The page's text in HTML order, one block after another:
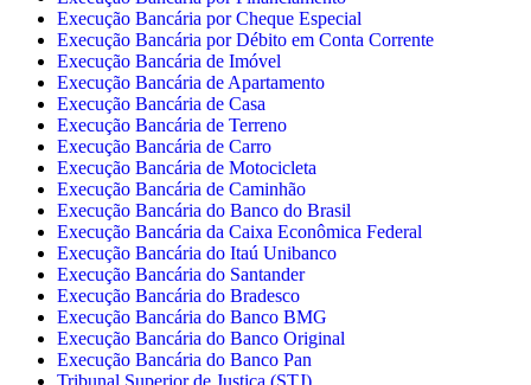
Execução Bancária por Cheque Especial
Execução Bancária por Débito em Conta Corrente
Execução Bancária de Imóvel
Execução Bancária de Apartamento
Execução Bancária de Casa
Execução Bancária de Terreno
Execução Bancária de Carro
Execução Bancária de Motocicleta
Execução Bancária de Caminhão
Execução Bancária do Banco do Brasil
Execução Bancária da Caixa Econômica Federal
Execução Bancária do Itaú Unibanco
Execução Bancária do Santander
Execução Bancária do Bradesco
Execução Bancária do Banco BMG
Execução Bancária do Banco Original
Execução Bancária do Banco Pan